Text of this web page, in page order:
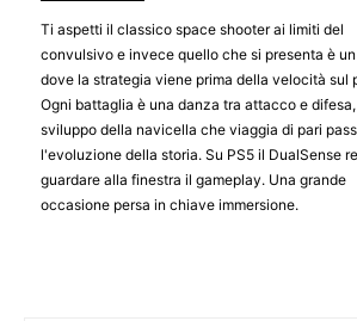
Ti aspetti il classico space shooter ai limiti del
convulsivo e invece quello che si presenta è
dove la strategia viene prima della velocità sul
Ogni battaglia è una danza tra attacco e
sviluppo della navicella che viaggia di pari
l'evoluzione della storia. Su PS5 il DualSense
guardare alla finestra il gameplay. Una grande
occasione persa in chiave immersione.